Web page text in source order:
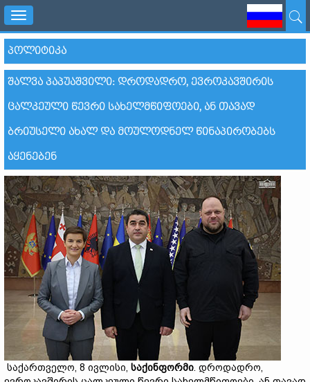
Toggle
navigation
ᲞᲝᲚᲘᲢᲘᲙᲐ
ᲨᲐᲚᲕᲐ ᲞᲐᲞᲣᲐᲨᲕᲘᲚᲘ: ᲓᲠᲝᲓᲐᲓᲠᲝ, ᲔᲕᲠᲝᲙᲐᲕᲨᲘᲠᲘᲡ
ᲪᲐᲚᲙᲔᲣᲚᲘ ᲬᲔᲕᲠᲘ ᲡᲐᲮᲔᲚᲛᲬᲘᲤᲝᲔᲑᲘ, ᲐᲜ ᲗᲐᲕᲐᲓ
ᲑᲠᲘᲣᲡᲔᲚᲘ ᲐᲮᲐᲚ ᲓᲐ ᲛᲝᲣᲚᲝᲓᲜᲔᲚ ᲬᲘᲜᲐᲞᲘᲠᲝᲑᲔᲑᲡ
ᲐᲧᲔᲜᲔᲑᲔᲜ
საქართველო, 8 ივლისი, საქინფორმი. დროდადრო,